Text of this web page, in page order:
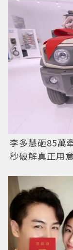
李多慧砸85萬
秒破解真正用意